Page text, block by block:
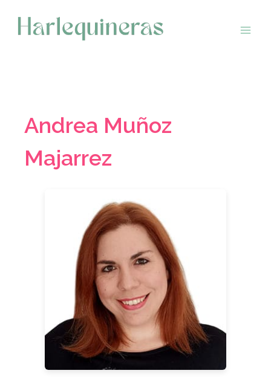
contenido
Andrea Muñoz
Majarrez